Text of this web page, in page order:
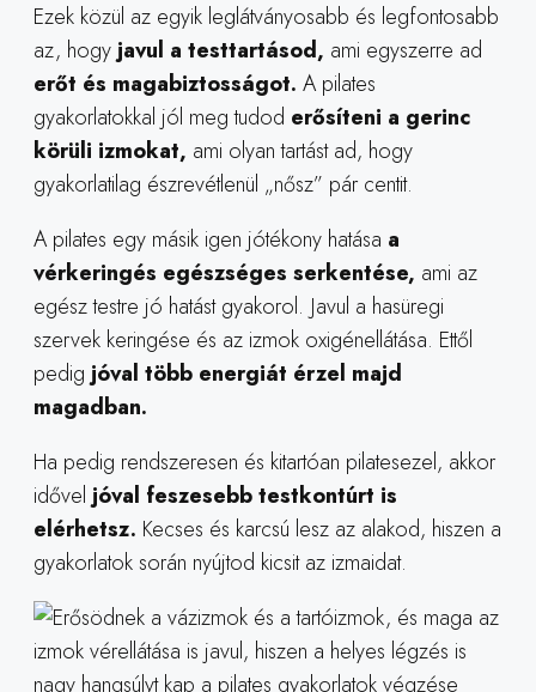
Ezek közül az egyik leglátványosabb és legfontosabb
az, hogyjavul a testtartásod, ami egyszerre ad
erőt és magabiztosságot. A pilates
gyakorlatokkal jól meg tudod erősíteni a gerinc
körüli izmokat, ami olyan tartást ad, hogy
gyakorlatilag észrevétlenül „nősz” pár centit.
A pilates egy másik igen jótékony hatása a
vérkeringés egészséges serkentése, ami az
egész testre jó hatást gyakorol. Javul a hasüregi
szervek keringése és az izmok oxigénellátása. Ettől
pedigjóval több energiát érzel majd
magadban.
Ha pedig rendszeresen és kitartóan pilatesezel, akkor
időveljóval feszesebb testkontúrt is
elérhetsz. Kecses és karcsú lesz az alakod, hiszen a
gyakorlatok során nyújtod kicsit az izmaidat.